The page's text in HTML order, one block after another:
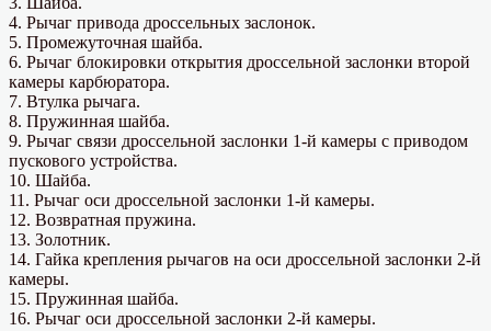
4. Рычаг привода дроссельных заслонок.
5. Промежуточная шайба.
6. Рычаг блокировки открытия дроссельной заслонки второй
камеры карбюратора.
7. Втулка рычага.
8. Пружинная шайба.
9. Рычаг связи дроссельной заслонки 1-й камеры с приводом
пускового устройства.
10. Шайба.
11. Рычаг оси дроссельной заслонки 1-й камеры.
12. Возвратная пружина.
13. Золотник.
14. Гайка крепления рычагов на оси дроссельной заслонки 2-й
камеры.
15. Пружинная шайба.
16. Рычаг оси дроссельной заслонки 2-й камеры.